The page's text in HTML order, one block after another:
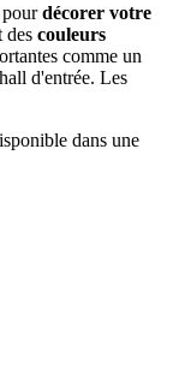
pourdécorer votre
des couleurs
comme un
d'entrée. Les
dans une